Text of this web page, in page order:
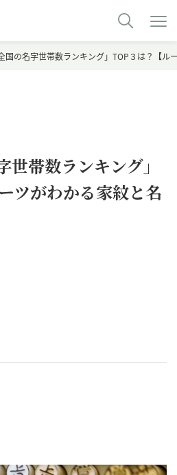
国の名字世帯数ランキング」TOP３は？【ル
世帯数ランキング」
ツがわかる家紋と名